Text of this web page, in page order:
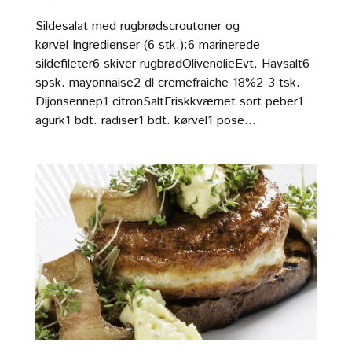
Sildesalat med rugbrødscroutoner og
kørvel Ingredienser (6 stk.):6 marinerede
sildefileter6 skiver rugbrødOlivenolieEvt. Havsalt6
spsk. mayonnaise2 dl cremefraiche 18%2-3 tsk.
Dijonsennep1 citronSaltFriskkværnet sort peber1
agurk1 bdt. radiser1 bdt. kørvel1 pose...